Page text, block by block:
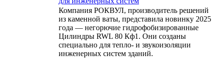
Компания РОКВУЛ, производитель решений
из каменной ваты, представила новинку 2025
года — негорючие гидрофобизированные
Цилиндры RWL 80 Кф1. Они созданы
специально для тепло- и звукоизоляции
инженерных систем зданий.